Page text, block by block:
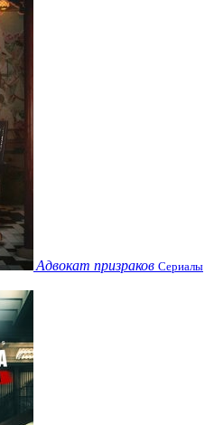
Адвокат призраков Сериалы